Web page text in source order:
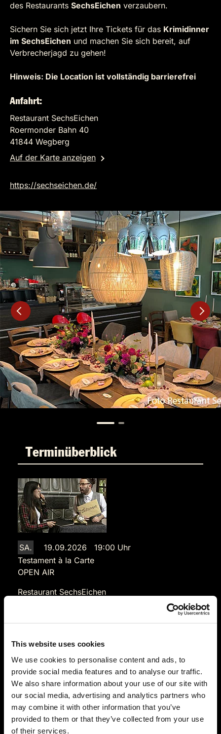
This website uses cookies
We use cookies to personalise content and ads, to
provide social media features and to analyse our traffic.
We also share information about your use of our site with
our social media, advertising and analytics partners who
may combine it with other information that you’ve
provided to them or that they’ve collected from your use
of their services.
des Restaurants SechsEichen verzaubern.
Sichern Sie sich jetzt Ihre Tickets für das Krimidinner
im SechsEichen und machen Sie sich bereit, auf
Verbrecherjagd zu gehen!
Hinweis: Die Location ist vollständig barrierefrei
Anfahrt:
Restaurant SechsEichen
Roermonder Bahn 40
41844 Wegberg
Auf der Karte anzeigen
https://sechseichen.de/
Terminüberblick
SA.
19.09.2026 19:00 Uhr
Testament à la Carte
OPEN AIR
Restaurant SechsEichen
Tickets kaufen